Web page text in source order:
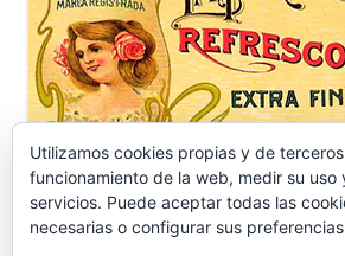
Utilizamos cookies propias y de
funcionamiento de la web, medir su uso
servicios. Puede aceptar todas las
necesarias o configurar sus